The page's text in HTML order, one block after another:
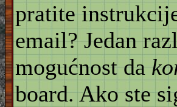
pratite
email? Jedan
mogućnost da
board. Ako ste